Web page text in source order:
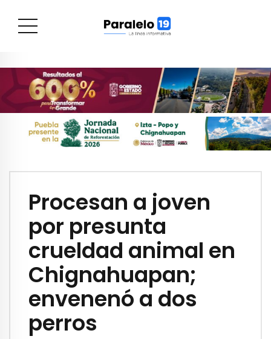
Procesan a joven
por presunta
crueldad animal en
Chignahuapan;
envenenó a dos
perros